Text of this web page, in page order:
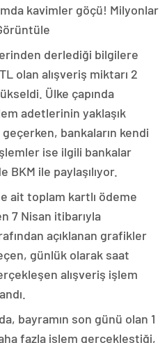
kavimler göçü! Milyonlar
derlediği bilgilere
olan alışveriş miktarı 2
Ülke çapında
adetlerinin yaklaşık
bankaların kendi
ise ilgili bankalar
ile paylaşılıyor.
ait toplam kartlı ödeme
7 Nisan itibarıyla
açıklanan grafikler
günlük olarak saat
alışveriş işlem
bayramın son günü olan 1
fazla işlem gerçekleştiği,